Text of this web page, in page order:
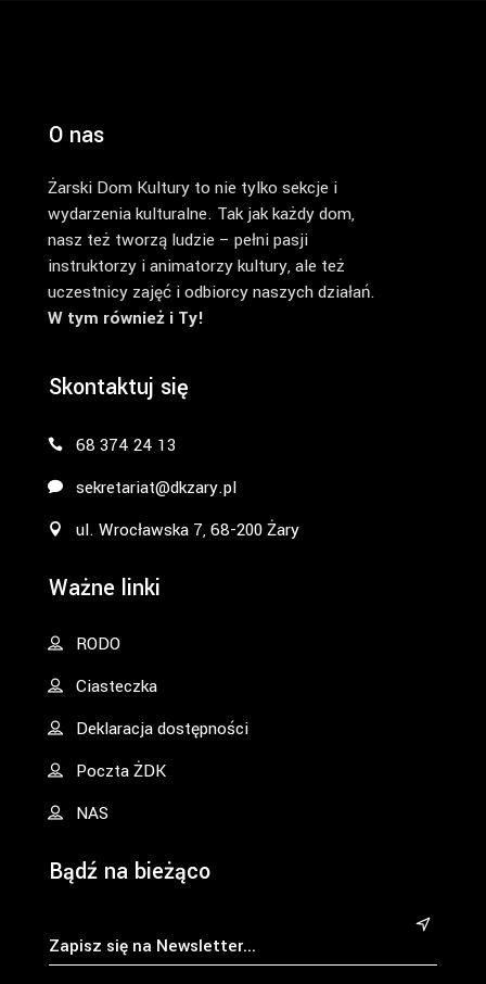
O nas
Żarski Dom Kultury to nie tylko sekcje i
wydarzenia kulturalne. Tak jak każdy dom,
nasz też tworzą ludzie – pełni pasji
instruktorzy i animatorzy kultury, ale też
uczestnicy zajęć i odbiorcy naszych działań.
W tym również i Ty!
Skontaktuj się
68 374 24 13
sekretariat@dkzary.pl
ul. Wrocławska 7, 68-200 Żary
Ważne linki
RODO
Ciasteczka
Deklaracja dostępności
Poczta ŻDK
NAS
Bądź na bieżąco
&